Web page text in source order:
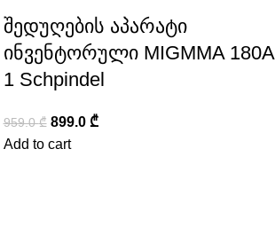
შედუღების აპარატი
ინვენტორული MIGMMA 180A
1 Schpindel
959.0₾ 899.0 ₾
Add to cart